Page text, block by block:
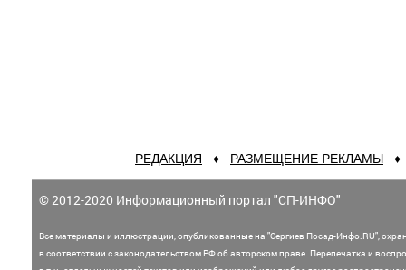
РЕДАКЦИЯ ♦ РАЗМЕЩЕНИЕ РЕКЛАМЫ
© 2012-2020 Информационный портал "СП-ИНФО"
Все материалы и иллюстрации,опубликованные на "Сергиев Посад-Инфо.RU",
в соответствии с законодательством РФ об авторском праве. Перепечатка и